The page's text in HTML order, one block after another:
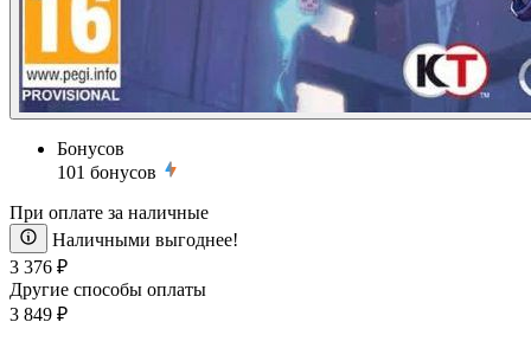
Бонусов
101 бонусов
При оплате за наличные
Наличными выгоднее!
3 376 ₽
Другие способы оплаты
3 849 ₽